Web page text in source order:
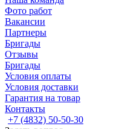
Фото работ
Вакансии
Партнеры
Бригады
Отзывы
Бригады
Условия оплаты
Условия доставки
Гарантия на товар
Контакты
+7 (4832) 50-50-30